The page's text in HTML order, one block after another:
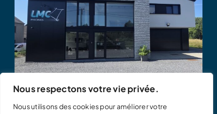
Nous respectons votre vie privée.
Nous utilisons des cookies pour améliorer votre